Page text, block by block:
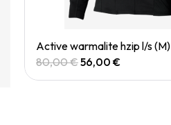
Quick View
Active warmalite hzip l/s (M)
80,00 €56,00 €